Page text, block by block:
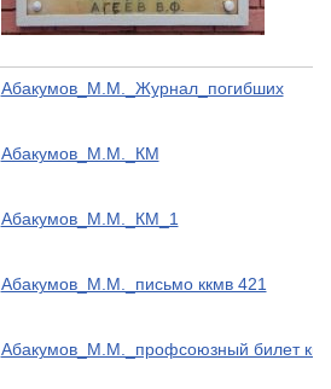
Абакумов_М.М._Журнал_погибших
Абакумов_М.М._КМ
Абакумов_М.М._КМ_1
Абакумов_М.М._письмо ккмв 421
Абакумов_М.М._профсоюзный билет